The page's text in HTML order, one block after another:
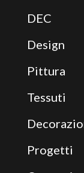
DEC
Design
Pittura
Tessuti
Progetti